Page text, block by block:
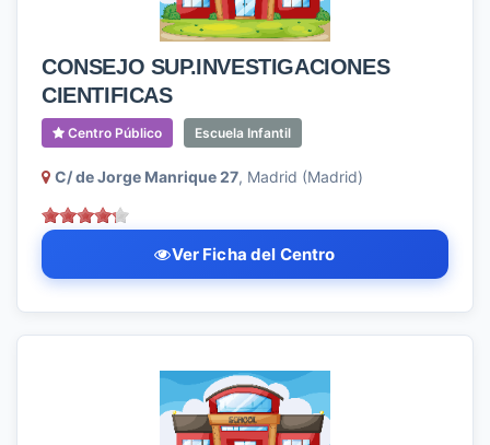
CONSEJO SUP.INVESTIGACIONES
CIENTIFICAS
Centro Público Escuela Infantil
C/ de Jorge Manrique 27, Madrid (Madrid)
Ver Ficha del Centro